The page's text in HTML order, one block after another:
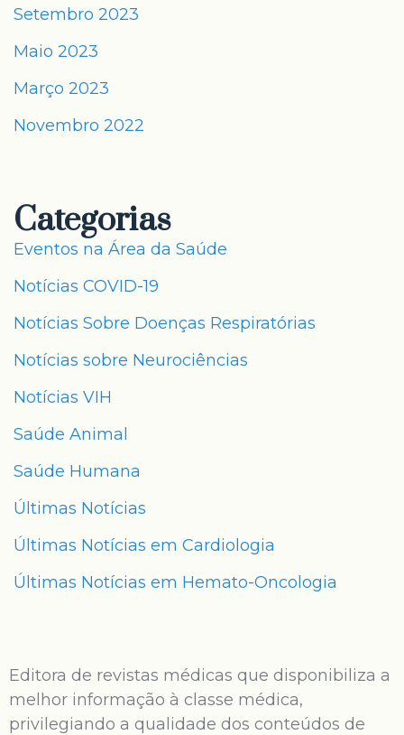
Setembro 2023
Maio 2023
Março 2023
Novembro 2022
Categorias
Eventos na Área da Saúde
Notícias COVID-19
Notícias Sobre Doenças Respiratórias
Notícias sobre Neurociências
Notícias VIH
Saúde Animal
Saúde Humana
Últimas Notícias
Últimas Notícias em Cardiologia
Últimas Notícias em Hemato-Oncologia
Editora de revistas médicas que disponibiliza a
melhor informação à classe médica,
privilegiando a qualidade dos conteúdos de